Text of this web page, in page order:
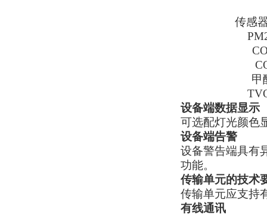
传感
甲
设备端数据显示
可选配灯光颜色
设备端告警
设备警告端具有
功能。
传输单元的技术
传输单元应支持
有线通讯